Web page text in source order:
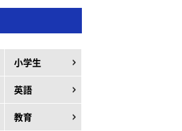
小学生
英語
教育